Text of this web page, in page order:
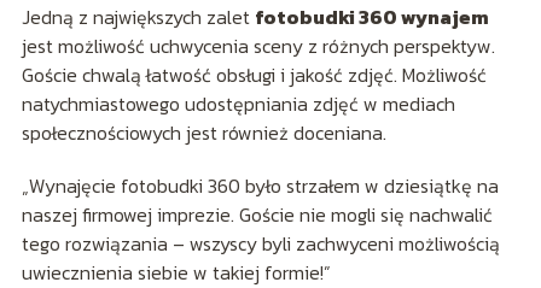
Jedną z największych zalet fotobudki 360 wynajem
jest możliwość uchwycenia sceny z różnych perspektyw.
Goście chwalą łatwość obsługi i jakość zdjęć. Możliwość
natychmiastowego udostępniania zdjęć w mediach
społecznościowych jest również doceniana.
„Wynajęcie fotobudki 360 było strzałem w dziesiątkę na
naszej firmowej imprezie. Goście nie mogli się nachwalić
tego rozwiązania – wszyscy byli zachwyceni możliwością
uwiecznienia siebie w takiej formie!”